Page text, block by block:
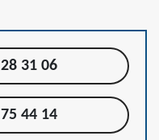
31 06
44 14